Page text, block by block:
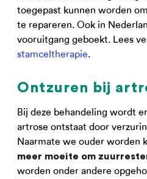
toegepast kunnen worden
te repareren. Ook in
vooruitgang geboekt. Lees
stamceltherapie.
Ontzuren bij
Bij deze behandeling wordt
artrose ontstaat door
Naarmate we ouder worden
meer moeite om
worden onder andere